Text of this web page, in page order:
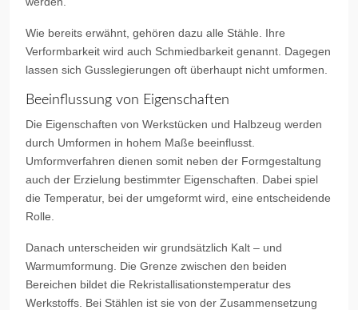
Wie bereits erwähnt, gehören dazu alle Stähle. Ihre
Verformbarkeit wird auch Schmiedbarkeit genannt. Dagegen
lassen sich Gusslegierungen oft überhaupt nicht umformen.
Beeinflussung von Eigenschaften
Die Eigenschaften von Werkstücken und Halbzeug werden
durch Umformen in hohem Maße beeinflusst.
Umformverfahren dienen somit neben der Formgestaltung
auch der Erzielung bestimmter Eigenschaften. Dabei spiel
die Temperatur, bei der umgeformt wird, eine entscheidende
Rolle.
Danach unterscheiden wir grundsätzlich Kalt – und
Warmumformung. Die Grenze zwischen den beiden
Bereichen bildet die Rekristallisationstemperatur des
Werkstoffs. Bei Stählen ist sie von der Zusammensetzung